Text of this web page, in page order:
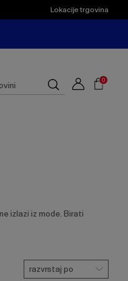
Lokacije trgovina
Suggested
site
content
Traži
u
0
izlazi iz mode. Birati
razvrstaj po